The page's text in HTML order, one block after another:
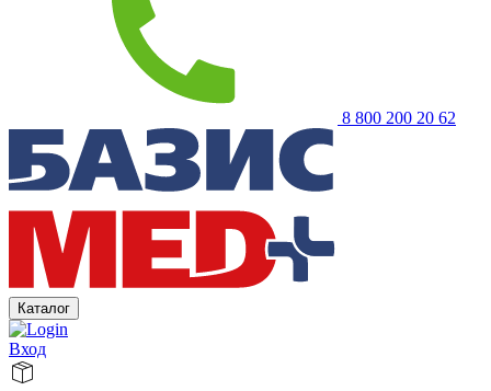
8 800 200 20 62
Каталог
Вход